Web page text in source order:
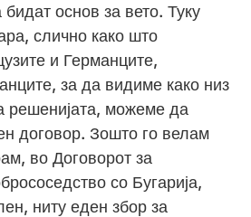
основ за вето. Туку
слично како што
и Германците,
за да видиме како низ
решенијата, можеме да
договор. Зошто го велам
во Договорот за
со Бугарија,
ниту еден збор за